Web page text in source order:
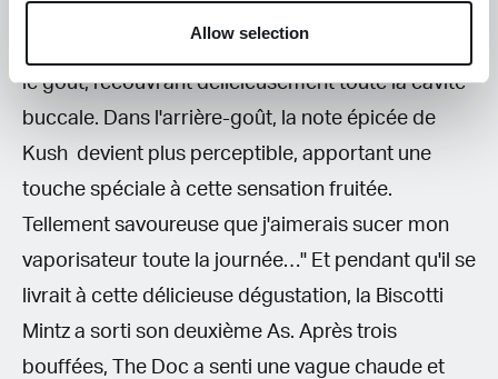
Allow selection
le goût, recouvrant délicieusement toute la cavité
buccale. Dans l'arrière-goût, la note épicée de
Kush devient plus perceptible, apportant une
touche spéciale à cette sensation fruitée.
Tellement savoureuse que j'aimerais sucer mon
vaporisateur toute la journée…" Et pendant qu'il se
livrait à cette délicieuse dégustation, la Biscotti
Mintz a sorti son deuxième As. Après trois
bouffées, The Doc a senti une vague chaude et